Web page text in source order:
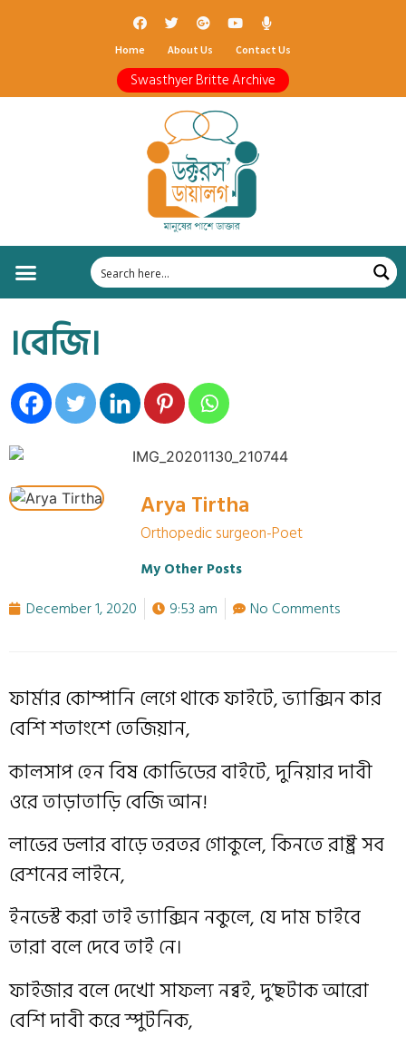
Home About Us Contact Us
Swasthyer Britte Archive
।বেজি।
Arya Tirtha
Orthopedic surgeon-Poet
My Other Posts
December 1, 2020 9:53 am No Comments
ফার্মার কোম্পানি লেগে থাকে ফাইটে, ভ্যাক্সিন কার
বেশি শতাংশে তেজিয়ান,
কালসাপ হেন বিষ কোভিডের বাইটে, দুনিয়ার দাবী
ওরে তাড়াতাড়ি বেজি আন!
লাভের ডলার বাড়ে তরতর গোকুলে, কিনতে রাষ্ট্র সব
রেশনের লাইনে,
ইনভেস্ট করা তাই ভ্যাক্সিন নকুলে, যে দাম চাইবে
তারা বলে দেবে তাই নে।
ফাইজার বলে দেখো সাফল্য নব্বই, দু’ছটাক আরো
বেশি দাবী করে স্পুটনিক,